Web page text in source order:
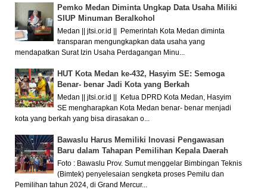
Pemko Medan Diminta Ungkap Data Usaha Miliki
SIUP Minuman Beralkohol
Medan || jtsi.or.id || Pemerintah Kota Medan diminta
transparan mengungkapkan data usaha yang
mendapatkan Surat Izin Usaha Perdagangan Minu...
HUT Kota Medan ke-432, Hasyim SE: Semoga
Benar- benar Jadi Kota yang Berkah
Medan || jtsi.or.id || Ketua DPRD Kota Medan, Hasyim
SE mengharapkan Kota Medan benar- benar menjadi
kota yang berkah yang bisa dirasakan o...
Bawaslu Harus Memiliki Inovasi Pengawasan
Baru dalam Tahapan Pemilihan Kepala Daerah
Foto : Bawaslu Prov. Sumut menggelar Bimbingan Teknis
(Bimtek) penyelesaian sengketa proses Pemilu dan
Pemilihan tahun 2024, di Grand Mercur...